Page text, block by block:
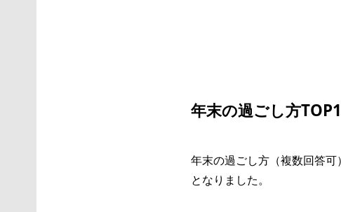
年末の過ごし方
年末の過ごし方（複数回答
となりました。